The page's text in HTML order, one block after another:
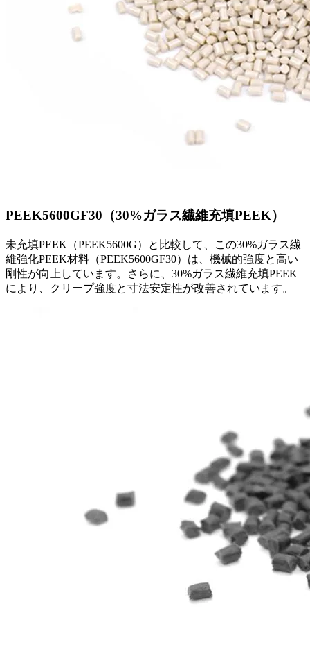
PEEK5600GF30（30%ガラス繊維充填PEEK）
未充填PEEK（PEEK5600G）と比較して、この30%ガラス繊
維強化PEEK材料（PEEK5600GF30）は、機械的強度と高い
剛性が向上しています。さらに、30%ガラス繊維充填PEEK
により、クリープ強度と寸法安定性が改善されています。